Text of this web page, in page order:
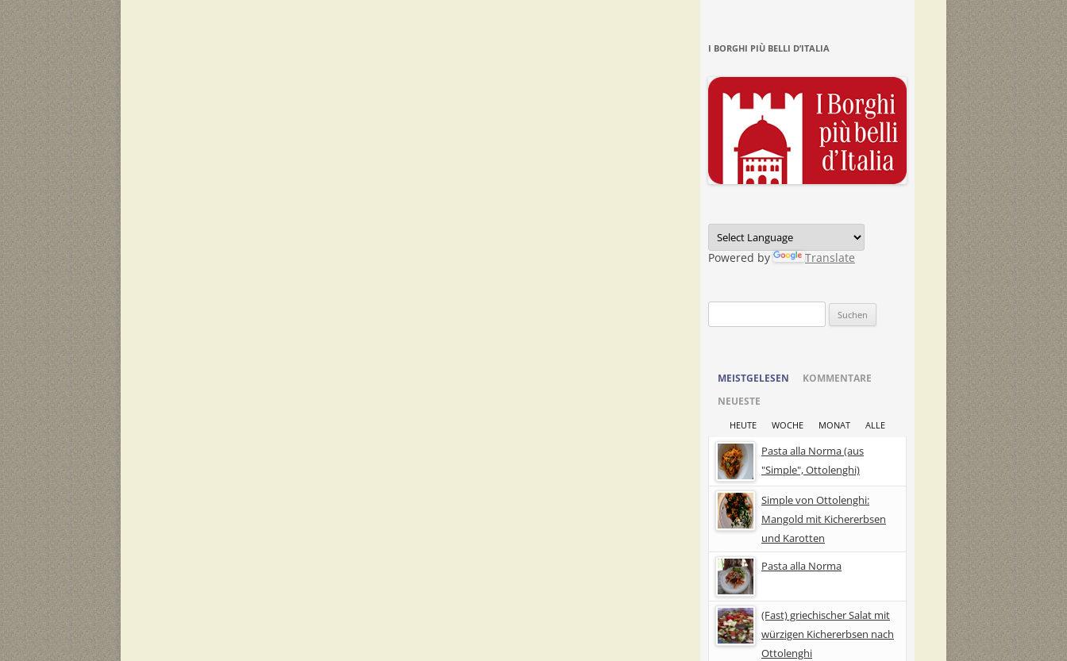
I BORGHI PIÙ BELLI D’ITALIA
Powered by Translate
nach:
MEISTGELESEN
KOMMENTARE
NEUESTE
HEUTE WOCHE MONAT ALLE
Pasta alla Norma (aus
"Simple", Ottolenghi)
Simple von Ottolenghi:
Mangold mit Kichererbsen
und Karotten
Pasta alla Norma
(Fast) griechischer Salat mit
würzigen Kichererbsen nach
Ottolenghi